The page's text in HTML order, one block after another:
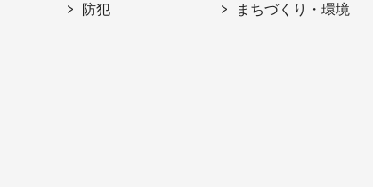
防犯 まちづくり・環境